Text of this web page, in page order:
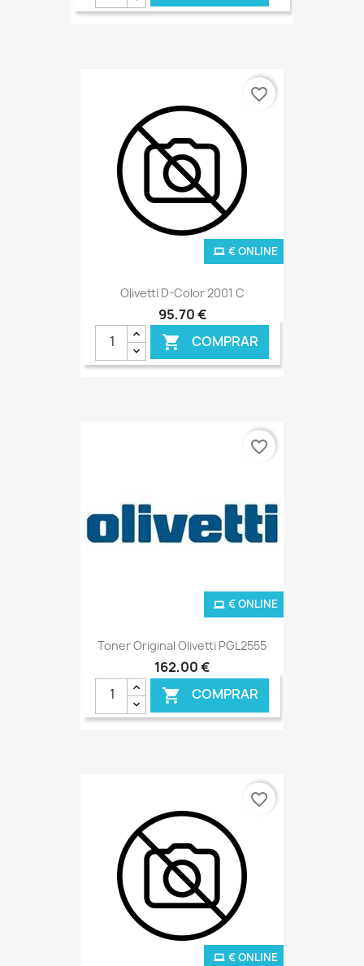
Olivetti D-Color 2001 C
95,70 €
 COMPRAR
€ ONLINE
favorite_border
Toner Original Olivetti PGL2555
162,00 €
 COMPRAR
€ ONLINE
favorite_border
€ ONLINE
favorite_border